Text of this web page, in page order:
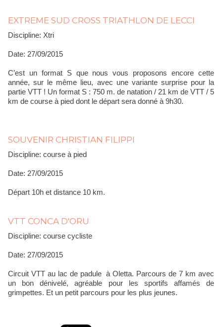
EXTREME SUD CROSS TRIATHLON DE LECCI
Discipline: Xtri
Date: 27/09/2015
C’est un format S que nous vous proposons encore cette
année, sur le même lieu, avec une variante surprise pour la
partie VTT ! Un format S : 750 m. de natation / 21 km de VTT / 5
km de course à pied dont le départ sera donné à 9h30.
SOUVENIR CHRISTIAN FILIPPI
Discipline: course à pied
Date: 27/09/2015
Départ 10h et distance 10 km.
VTT CONCA D'ORU
Discipline: course cycliste
Date: 27/09/2015
Circuit VTT au lac de padule à Oletta. Parcours de 7 km avec
un bon dénivelé, agréable pour les sportifs affamés de
grimpettes. Et un petit parcours pour les plus jeunes.